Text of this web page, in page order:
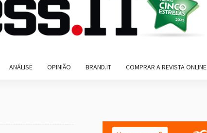
ANÁLISE OPINIÃO BRAND.IT COMPRAR A REVISTA ONLINE